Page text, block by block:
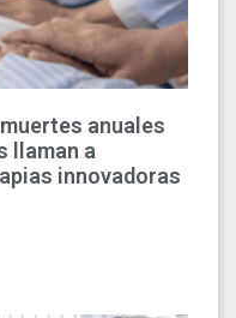
anuales
llaman a
innovadoras